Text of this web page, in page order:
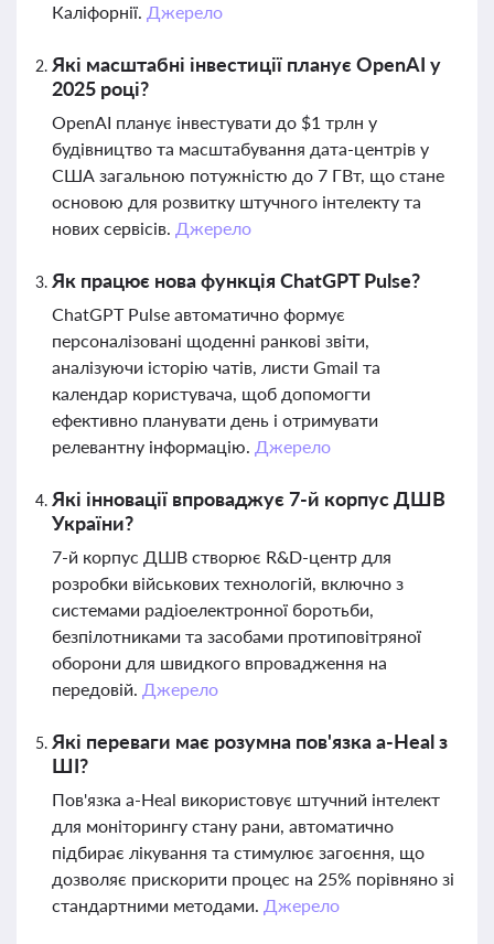
Каліфорнії. Джерело
Які масштабні інвестиції планує OpenAI у
2025 році?
OpenAI планує інвестувати до $1 трлн у
будівництво та масштабування дата-центрів у
США загальною потужністю до 7 ГВт, що стане
основою для розвитку штучного інтелекту та
нових сервісів. Джерело
Як працює нова функція ChatGPT Pulse?
ChatGPT Pulse автоматично формує
персоналізовані щоденні ранкові звіти,
аналізуючи історію чатів, листи Gmail та
календар користувача, щоб допомогти
ефективно планувати день і отримувати
релевантну інформацію. Джерело
Які інновації впроваджує 7-й корпус ДШВ
України?
7-й корпус ДШВ створює R&D-центр для
розробки військових технологій, включно з
системами радіоелектронної боротьби,
безпілотниками та засобами протиповітряної
оборони для швидкого впровадження на
передовій. Джерело
Які переваги має розумна пов'язка a-Heal з
ШІ?
Пов'язка a-Heal використовує штучний інтелект
для моніторингу стану рани, автоматично
підбирає лікування та стимулює загоєння, що
дозволяє прискорити процес на 25% порівняно зі
стандартними методами. Джерело